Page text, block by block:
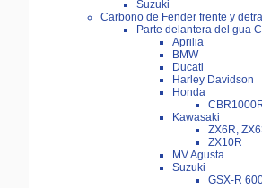
Suzuki
Carbono de Fender frente y detra
Parte delantera del gua
Aprilia
BMW
Ducati
Harley Davidson
Honda
Kawasaki
ZX6R,
ZX10R
MV Agusta
Suzuki
GSX-R